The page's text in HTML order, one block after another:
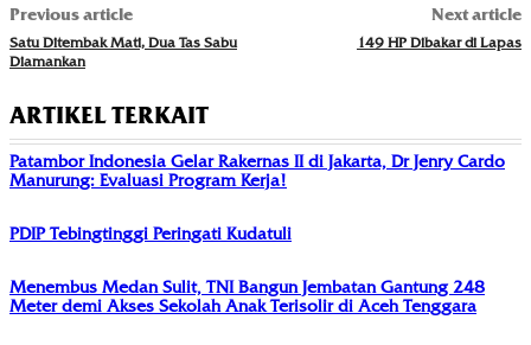
Previous article
Satu Ditembak Mati, Dua Tas Sabu
Diamankan
Next article
149 HP Dibakar di Lapas
ARTIKEL TERKAIT
Patambor Indonesia Gelar Rakernas II di Jakarta, Dr Jenry Cardo
Manurung: Evaluasi Program Kerja!
PDIP Tebingtinggi Peringati Kudatuli
Menembus Medan Sulit, TNI Bangun Jembatan Gantung 248
Meter demi Akses Sekolah Anak Terisolir di Aceh Tenggara